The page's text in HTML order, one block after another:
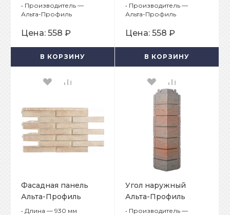
• Производитель —
Альта-Профиль
Цена: 558 ₽
В КОРЗИНУ
• Производитель —
Альта-Профиль
Цена: 558 ₽
В КОРЗИНУ
Фасадная панель
Альта-Профиль
Ригель Немецкий 06
• Длина — 930 мм
Угол наружный
Альта-Профиль
Ригель Немецкий 01
• Производитель —